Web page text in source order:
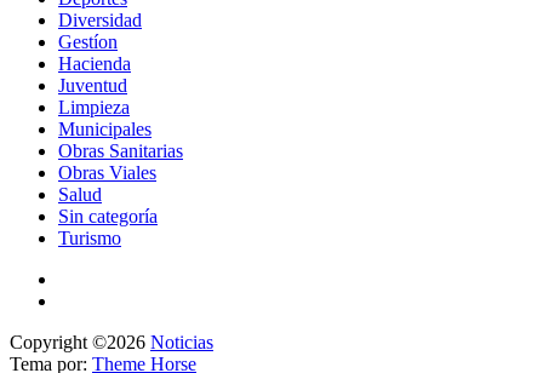
Diversidad
Gestíon
Hacienda
Juventud
Limpieza
Municipales
Obras Sanitarias
Obras Viales
Salud
Sin categoría
Turismo
Copyright ©2026 Noticias
Tema por: Theme Horse